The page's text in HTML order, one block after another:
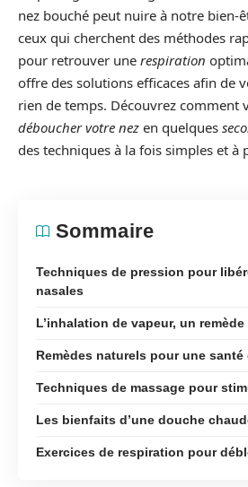
nez bouché peut nuire à notre bien-
ceux qui cherchent des méthodes
pour retrouver une respiration
offre des solutions efficaces afin de
rien de temps. Découvrez comment
déboucher votre nez en quelques
des techniques à la fois simples et à
Sommaire
Techniques de pression pour
nasales
L’inhalation de vapeur, un
Remèdes naturels pour une santé
Techniques de massage pour
Les bienfaits d’une douche
Exercices de respiration pour